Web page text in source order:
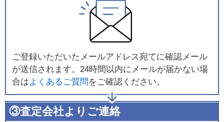
ご登録いただいたメールアドレス宛てに確認メール
が送信されます。24時間以内にメールが届かない場
合はよくあるご質問 をご確認ください。
③査定会社よりご連絡